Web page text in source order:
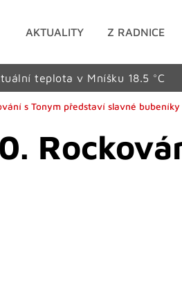
AKTUALITY Z RADNICE
teplota v Mníšku 18.5 °C
s Tonym představí slavné bubeníky